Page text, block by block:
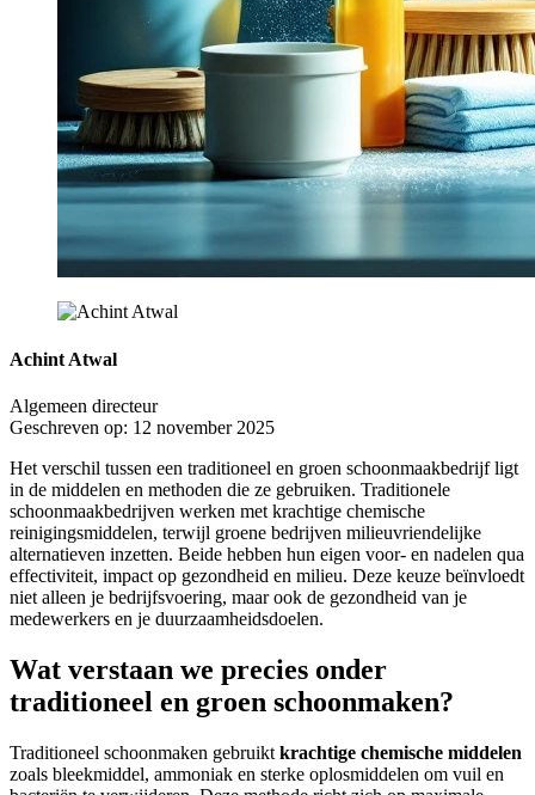
Achint Atwal
Algemeen directeur
Geschreven op: 12 november 2025
Het verschil tussen een traditioneel en groen schoonmaakbedrijf ligt
in de middelen en methoden die ze gebruiken. Traditionele
schoonmaakbedrijven werken met krachtige chemische
reinigingsmiddelen, terwijl groene bedrijven milieuvriendelijke
alternatieven inzetten. Beide hebben hun eigen voor- en nadelen qua
effectiviteit, impact op gezondheid en milieu. Deze keuze beïnvloedt
niet alleen je bedrijfsvoering, maar ook de gezondheid van je
medewerkers en je duurzaamheidsdoelen.
Wat verstaan we precies onder
traditioneel en groen schoonmaken?
Traditioneel schoonmaken gebruikt krachtige chemische middelen
zoals bleekmiddel, ammoniak en sterke oplosmiddelen om vuil en